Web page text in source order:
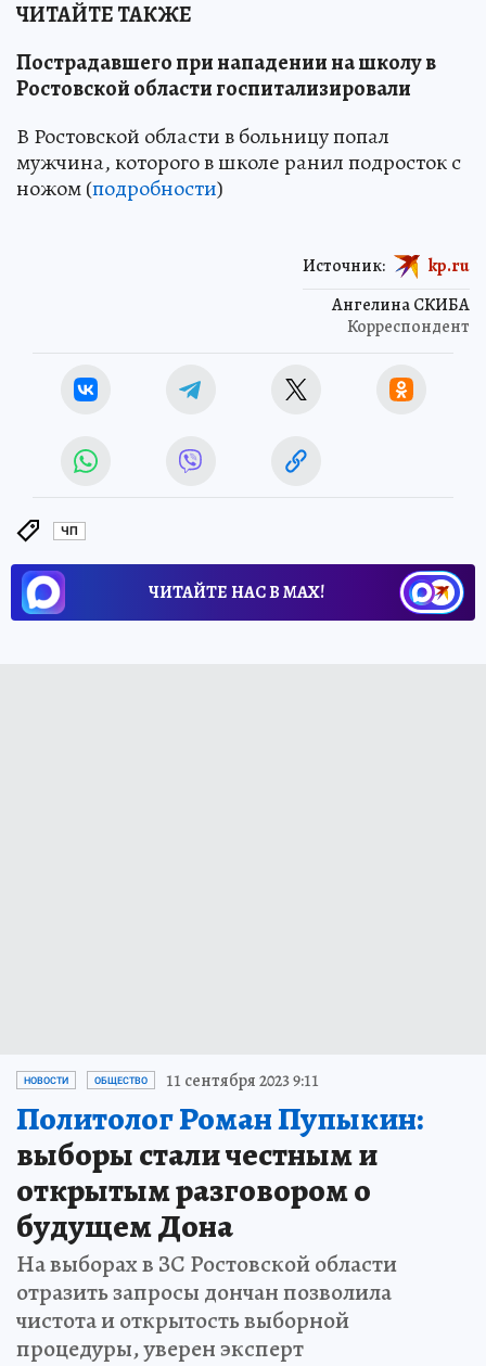
ЧИТАЙТЕ ТАКЖЕ
Пострадавшего при нападении на школу в
Ростовской области госпитализировали
В Ростовской области в больницу попал
мужчина, которого в школе ранил подросток с
ножом (подробности)
Ангелина СКИБА
Корреспондент
Источник: kp.ru
ЧП
ЧИТАЙТЕ НАС В МАХ!
НОВОСТИ ОБЩЕСТВО 11 сентября 2023 9:11
Политолог Роман Пупыкин:
выборы стали честным и
открытым разговором о
будущем Дона
На выборах в ЗС Ростовской области
отразить запросы дончан позволила
чистота и открытость выборной
процедуры, уверен эксперт